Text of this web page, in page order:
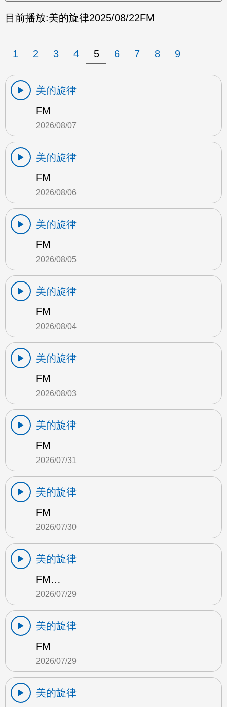
目前播放:美的旋律2025/08/22FM
1 2 3 4 5 6 7 8 9
美的旋律
FM
2026/08/07
美的旋律
FM
2026/08/06
美的旋律
FM
2026/08/05
美的旋律
FM
2026/08/04
美的旋律
FM
2026/08/03
美的旋律
FM
2026/07/31
美的旋律
FM
2026/07/30
美的旋律
FM…
2026/07/29
美的旋律
FM
2026/07/29
美的旋律